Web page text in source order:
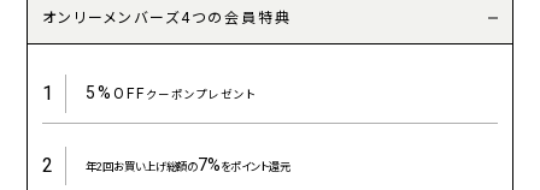
オンリーメンバーズ4つの会員特典
1 5%OFFクーポンプレゼント
2 年2回お買い上げ総額の7%をポイント還元